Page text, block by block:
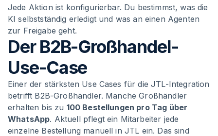
Jede Aktion ist konfigurierbar. Du bestimmst, was die
KI selbstständig erledigt und was an einen Agenten
zur Freigabe geht.
Der B2B-Großhandel-
Use-Case
Einer der stärksten Use Cases für die JTL-Integration
betrifft B2B-Großhändler. Manche Großhändler
erhalten bis zu 100 Bestellungen pro Tag über
WhatsApp. Aktuell pflegt ein Mitarbeiter jede
einzelne Bestellung manuell in JTL ein. Das sind